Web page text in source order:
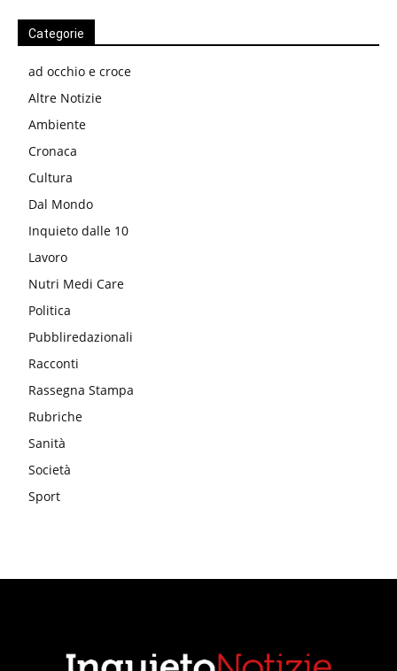
Categorie
ad occhio e croce
Altre Notizie
Ambiente
Cronaca
Cultura
Dal Mondo
Inquieto dalle 10
Lavoro
Nutri Medi Care
Politica
Pubbliredazionali
Racconti
Rassegna Stampa
Rubriche
Sanità
Società
Sport